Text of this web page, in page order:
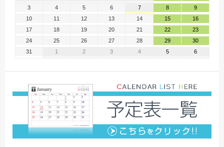
3
4 5 6 7 8
9
10
11 12 13 14 15
16
17
18 19 20 21 22
23
24
25 26 27 28 29
30
31
1 2 3 4 5 6